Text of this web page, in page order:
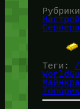
Теги: